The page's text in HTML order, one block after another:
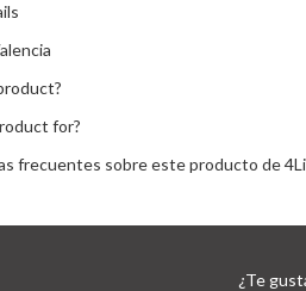
for?
frecuentes sobre este producto de
¿Te